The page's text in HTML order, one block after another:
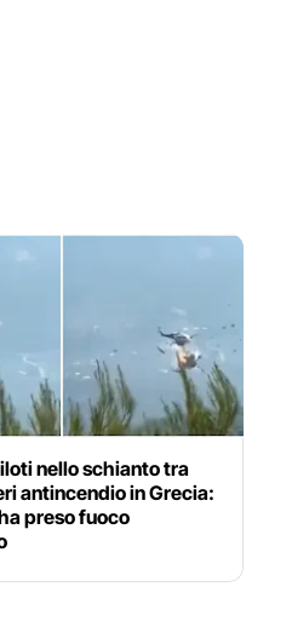
nello schianto tra
antincendio in Grecia:
preso fuoco